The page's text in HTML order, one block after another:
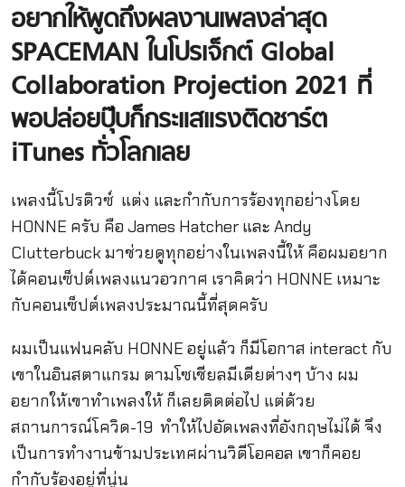
อยากให้พูดถึงผลงานเพลงล่าสุด
SPACEMAN ในโปรเจ็กต์Global
Collaboration Projection 2021 ที่
พอปล่อยปุ๊บก็กระแสแรงติดชาร์ต
iTunes ทั่วโลกเลย
เพลงนี้โปรดิวซ์ แต่ง และกำกับการร้องทุกอย่างโดย
HONNE ครับ คือ James Hatcher และ Andy
Clutterbuck มาช่วยดูทุกอย่างในเพลงนี้ให้ คือผมอยาก
ได้คอนเซ็ปต์เพลงแนวอวกาศ เราคิดว่า HONNE เหมาะ
กับคอนเซ็ปต์เพลงประมาณนี้ที่สุดครับ
ผมเป็นแฟนคลับ HONNE อยู่แล้ว ก็มีโอกาส interact กับ
เขาในอินสตาแกรม ตามโซเชียลมีเดียต่างๆ บ้าง ผม
อยากให้เขาทำเพลงให้ ก็เลยติดต่อไป แต่ด้วย
สถานการณ์โควิด-19 ทำให้ไปอัดเพลงที่อังกฤษไม่ได้ จึง
เป็นการทำงานข้ามประเทศผ่านวิดีโอคอล เขาก็คอย
กำกับร้องอยู่ที่นู่น